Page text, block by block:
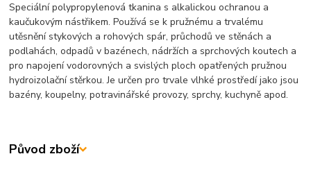
Speciální polypropylenová tkanina s alkalickou ochranou a
kaučukovým nástřikem. Používá se k pružnému a trvalému
utěsnění stykových a rohových spár, průchodů ve stěnách a
podlahách, odpadů v bazénech, nádržích a sprchových koutech a
pro napojení vodorovných a svislých ploch opatřených pružnou
hydroizolační stěrkou. Je určen pro trvale vlhké prostředí jako jsou
bazény, koupelny, potravinářské provozy, sprchy, kuchyně apod.
Původ zboží